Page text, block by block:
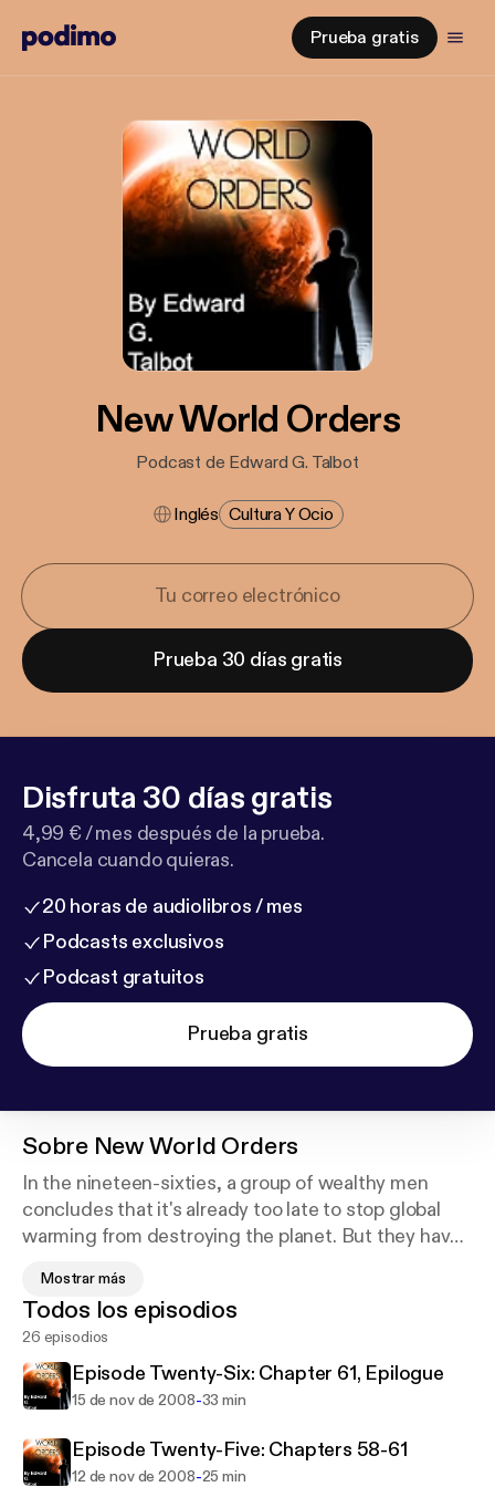
Prueba gratis
New World Orders
Podcast de Edward G. Talbot
Inglés Cultura Y Ocio
Prueba 30 días gratis
Disfruta 30 días gratis
4,99 € / mes después de la prueba.
Cancela cuando quieras.
20 horas de audiolibros / mes
Podcasts exclusivos
Podcast gratuitos
Prueba gratis
Sobre New World Orders
In the nineteen-sixties, a group of wealthy men
concludes that it's already too late to stop global
warming from destroying the planet. But they have
Twenty years later, Jack Crowley and Jim Patterson
stumble onto the conspiracy, and every answer they
find is accompanied by more questions - and more
deaths.
Jack is a former idealist, turned cynical by his years
working as a New York tabloid editor. But his
Mostrar más
Todos los episodios
26 episodios
Episode Twenty-Six: Chapter 61, Epilogue
15 de nov de 2008-33 min
Episode Twenty-Five: Chapters 58-61
12 de nov de 2008-25 min